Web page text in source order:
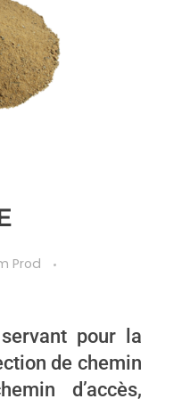
Prod
pour la
de chemin
d’accès,